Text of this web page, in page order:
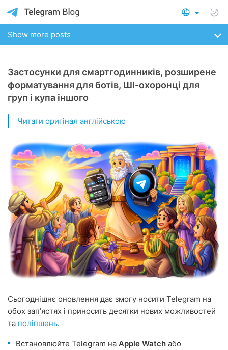
Show more posts
Застосунки для смартгодинників, розширене
форматування для ботів, ШІ-охоронці для
груп і купа іншого
Читати оригінал англійською
Сьогоднішнє оновлення дає змогу носити Telegram на
обох запʼястях і приносить десятки нових можливостей
та поліпшень.
Встановлюйте Telegram на Apple Watch або